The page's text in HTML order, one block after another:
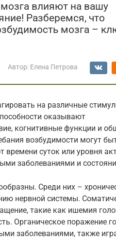
влияют на вашу
Разберемся, что
мозга –
Автор: Елена Петрова
на различные
оказывают
когнитивные функции и
возбудимости могут
суток или уровня
заболеваниями и
Среди них –
нервной системы.
такие как ишемия
Органическое поражение
заболеваниями, также